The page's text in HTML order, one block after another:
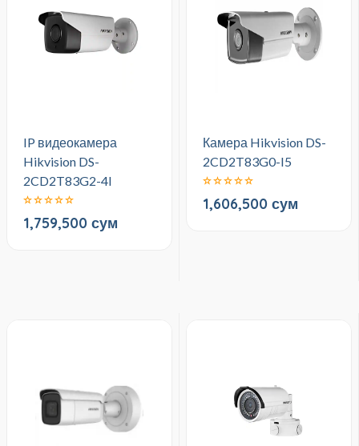
IP видеокамера
Hikvision DS-
2CD2T83G2-4I
1,759,500 сум
Камера Hikvision DS-
2CD2T83G0-I5
1,606,500 сум